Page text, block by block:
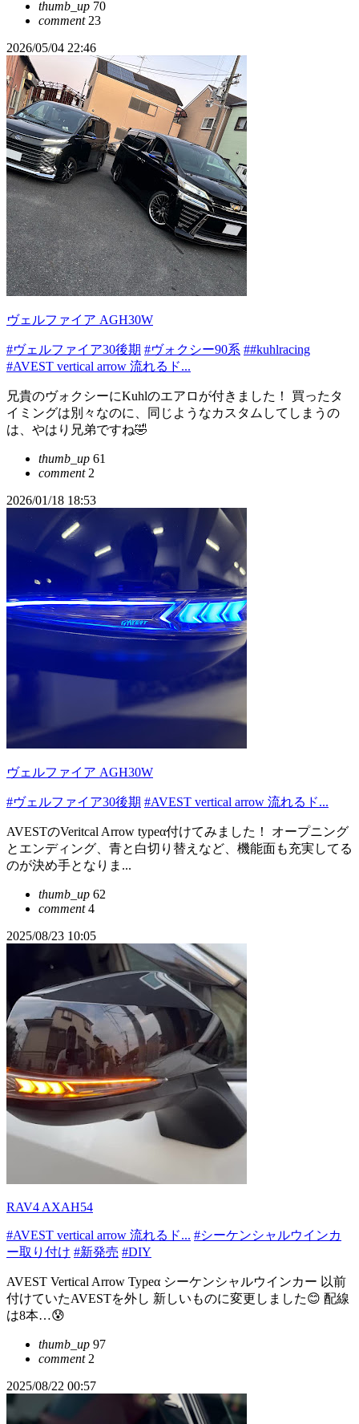
thumb_up 70
comment23
2026/05/04 22:46
ヴェルファイア AGH30W
#ヴェルファイア30後期 #ヴォクシー90系 ##kuhlracing
#AVEST vertical arrow 流れるド...
兄貴のヴォクシーにKuhlのエアロが付きました！ 買ったタ
イミングは別々なのに、同じようなカスタムしてしまうの
は、やはり兄弟ですね🤣
thumb_up 61
comment2
2026/01/18 18:53
ヴェルファイア AGH30W
#ヴェルファイア30後期 #AVEST vertical arrow 流れるド...
AVESTのVeritcal Arrow typeα付けてみました！ オープニング
とエンディング、青と白切り替えなど、機能面も充実してる
のが決め手となりま...
thumb_up 62
comment4
2025/08/23 10:05
RAV4 AXAH54
#AVEST vertical arrow 流れるド... #シーケンシャルウインカ
ー取り付け #新発売 #DIY
AVEST Vertical Arrow Typeα シーケンシャルウインカー 以前
付けていたAVESTを外し 新しいものに変更しました😊 配線
は8本…😰
thumb_up 97
comment2
2025/08/22 00:57